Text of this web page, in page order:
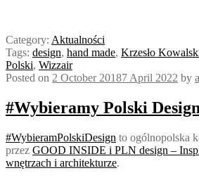
Category: Aktualności
Tags: design, hand made, Krzesło
Polski, Wizzair
Posted on 2 October 20187 April 2022 by
#Wybieramy Polski
#WybieramPolskiDesign to ogólnopolska
przez GOOD INSIDE i PLN design –
wnętrzach i architekturze.